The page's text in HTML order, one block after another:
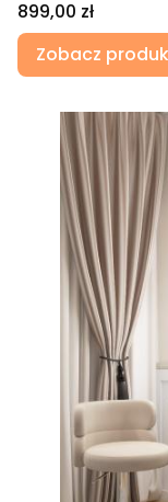
Cena
899,00 zł
Zobacz